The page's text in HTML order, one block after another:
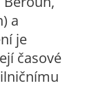
a
je
časové